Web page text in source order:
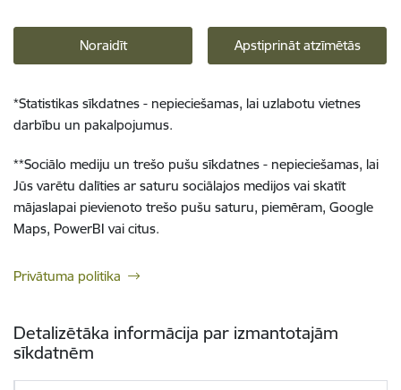
Noraidīt Apstiprināt atzīmētās
*Statistikas sīkdatnes - nepieciešamas, lai uzlabotu vietnes
darbību un pakalpojumus.
**Sociālo mediju un trešo pušu sīkdatnes - nepieciešamas, lai
Jūs varētu dalīties ar saturu sociālajos medijos vai skatīt
mājaslapai pievienoto trešo pušu saturu, piemēram, Google
Maps, PowerBI vai citus.
Privātuma politika
Detalizētāka informācija par izmantotajām
sīkdatnēm